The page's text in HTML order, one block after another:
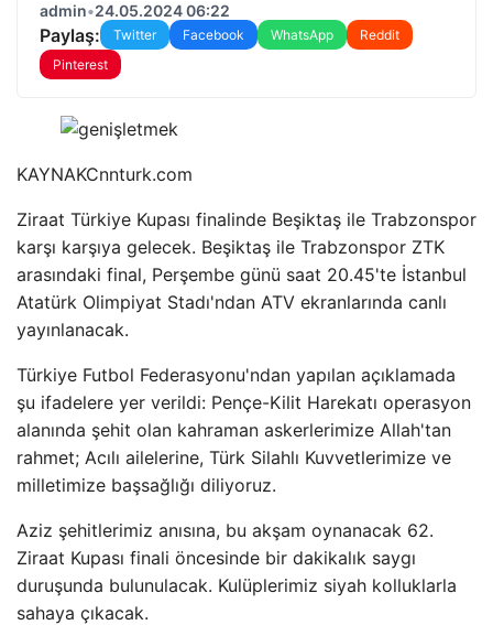
admin•24.05.2024 06:22
Paylaş: Twitter Facebook WhatsApp
Reddit
Pinterest
KAYNAKCnnturk.com
Ziraat Türkiye Kupası finalinde Beşiktaş ile Trabzonspor
karşı karşıya gelecek. Beşiktaş ile Trabzonspor ZTK
arasındaki final, Perşembe günü saat 20.45'te İstanbul
Atatürk Olimpiyat Stadı'ndan ATV ekranlarında canlı
yayınlanacak.
Türkiye Futbol Federasyonu'ndan yapılan açıklamada
şu ifadelere yer verildi: Pençe-Kilit Harekatı operasyon
alanında şehit olan kahraman askerlerimize Allah'tan
rahmet; Acılı ailelerine, Türk Silahlı Kuvvetlerimize ve
milletimize başsağlığı diliyoruz.
Aziz şehitlerimiz anısına, bu akşam oynanacak 62.
Ziraat Kupası finali öncesinde bir dakikalık saygı
duruşunda bulunulacak. Kulüplerimiz siyah kolluklarla
sahaya çıkacak.